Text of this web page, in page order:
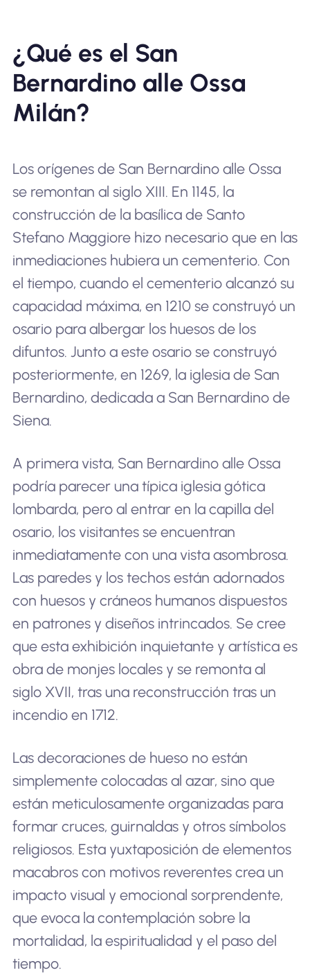
¿Qué es el San
Bernardino alle Ossa
Milán?
Los orígenes de San Bernardino alle Ossa
se remontan al siglo XIII. En 1145, la
construcción de la basílica de Santo
Stefano Maggiore hizo necesario que en las
inmediaciones hubiera un cementerio. Con
el tiempo, cuando el cementerio alcanzó su
capacidad máxima, en 1210 se construyó un
osario para albergar los huesos de los
difuntos. Junto a este osario se construyó
posteriormente, en 1269, la iglesia de San
Bernardino, dedicada a San Bernardino de
Siena.
A primera vista, San Bernardino alle Ossa
podría parecer una típica iglesia gótica
lombarda, pero al entrar en la capilla del
osario, los visitantes se encuentran
inmediatamente con una vista asombrosa.
Las paredes y los techos están adornados
con huesos y cráneos humanos dispuestos
en patrones y diseños intrincados. Se cree
que esta exhibición inquietante y artística es
obra de monjes locales y se remonta al
siglo XVII, tras una reconstrucción tras un
incendio en 1712.
Las decoraciones de hueso no están
simplemente colocadas al azar, sino que
están meticulosamente organizadas para
formar cruces, guirnaldas y otros símbolos
religiosos. Esta yuxtaposición de elementos
macabros con motivos reverentes crea un
impacto visual y emocional sorprendente,
que evoca la contemplación sobre la
mortalidad, la espiritualidad y el paso del
tiempo.